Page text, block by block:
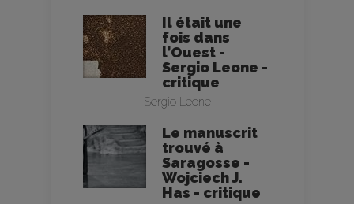
Il était une
fois dans
l’Ouest -
Sergio Leone -
critique
Sergio Leone
Le manuscrit
trouvé à
Saragosse -
Wojciech J.
Has - critique